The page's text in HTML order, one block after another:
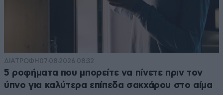
ΔΙΑΤΡΟΦΗ 07·08·2026 08:32
5 ροφήματα που μπορείτε να πίνετε πριν τον
ύπνο για καλύτερα επίπεδα σακχάρου στο αίμα